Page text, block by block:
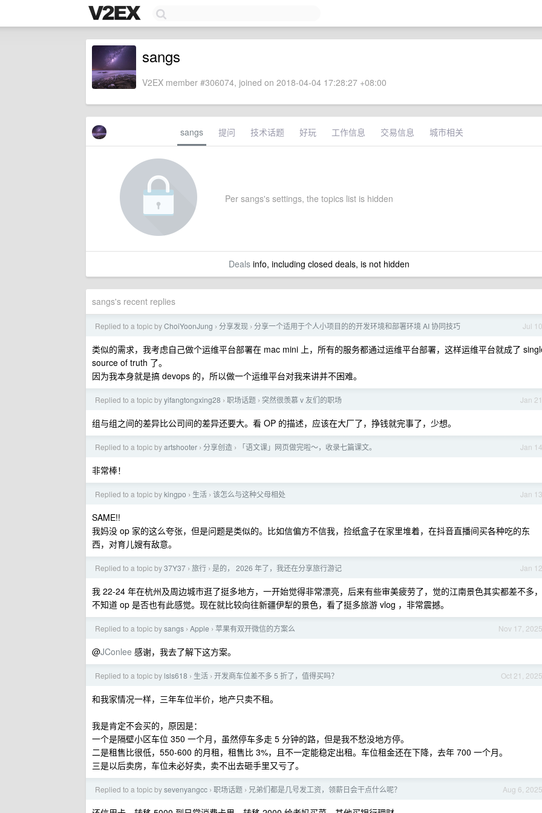
sangs
V2EX member #306074, joined on 2018-04-04 17:28:27 +08:00
sangs 提问 技术话题 好玩 工作信息 交易信息 城市相关
Per sangs's settings, the topics list is hidden
Dealsinfo, including closed deals, is not hidden
sangs's recent replies
Jul 10
Replied to a topic byChoiYoonJung › 分享发现 › 分享一个适用于个人小项目的的开发环境和部署环境 AI 协同技巧
类似的需求，我考虑自己做个运维平台部署在 mac mini 上，所有的服务都通过运维平台部署，这样运维平台就成了
source of truth 了。
因为我本身就是搞 devops 的，所以做一个运维平台对我来讲并不困难。
Jan 21
Replied to a topic byyifangtongxing28 › 职场话题 › 突然很羡慕 v 友们的职场
组与组之间的差异比公司间的差异还要大。看 OP 的描述，应该在大厂了，挣钱就完事了，少想。
Jan 14
Replied to a topic byartshooter › 分享创造 › 「语文课」网页做完啦～，收录七篇课文。
非常棒！
Jan 13
Replied to a topic bykingpo › 生活 › 该怎么与这种父母相处
SAME!!
我妈没 op 家的这么夸张，但是问题是类似的。比如信偏方不信我，捡纸盒子在家里堆着，在抖音直播间买各种吃的东
西，对育儿嫂有敌意。
Jan 12
Replied to a topic by37Y37 › 旅行 › 是的， 2026 年了，我还在分享旅行游记
我 22-24 年在杭州及周边城市逛了挺多地方，一开始觉得非常漂亮，后来有些审美疲劳了，觉的江南景色其实都差不多，
不知道 op 是否也有此感觉。现在就比较向往新疆伊犁的景色，看了挺多旅游 vlog ，非常震撼。
Nov 17, 2025
Replied to a topic bysangs › Apple › 苹果有双开微信的方案么
@JConlee 感谢，我去了解下这方案。
Oct 21, 2025
Replied to a topic by lsls618 › 生活 › 开发商车位差不多 5 折了，值得买吗？
和我家情况一样，三年车位半价，地产只卖不租。
我是肯定不会买的，原因是：
一个是隔壁小区车位 350 一个月，虽然停车多走 5 分钟的路，但是我不愁没地方停。
二是租售比很低，550-600 的月租，租售比 3%，且不一定能稳定出租。车位租金还在下降，去年 700 一个月。
三是以后卖房，车位未必好卖，卖不出去砸手里又亏了。
Aug 6, 2025
Replied to a topic bysevenyangcc › 职场话题 › 兄弟们都是几号发工资，领薪日会干点什么呢？